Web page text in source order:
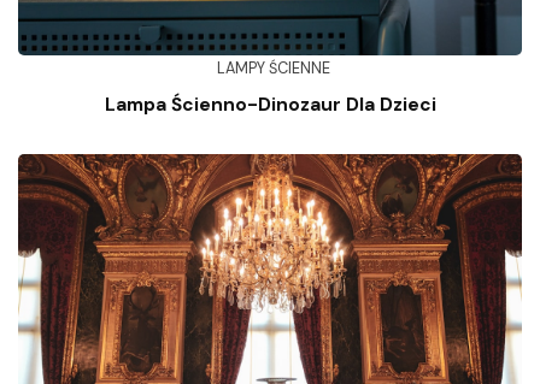
LAMPY ŚCIENNE
Lampa Ścienno-Dinozaur Dla Dzieci